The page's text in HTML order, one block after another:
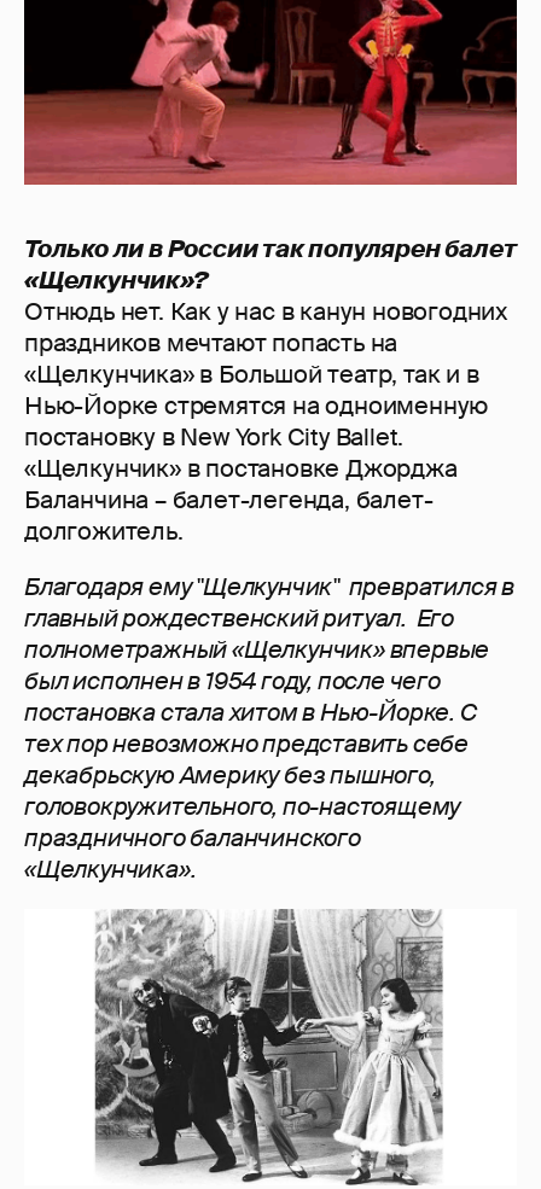
Только ли в России так популярен балет
«Щелкунчик»?
Отнюдь нет. Как у нас в канун новогодних
праздников мечтают попасть на
«Щелкунчика» в Большой театр, так и в
Нью-Йорке стремятся на одноименную
постановку в New York City Ballet.
«Щелкунчик» в постановке Джорджа
Баланчина – балет-легенда, балет-
долгожитель.
Благодаря ему "Щелкунчик" превратился в
главный рождественский ритуал. Его
полнометражный «Щелкунчик» впервые
был исполнен в 1954 году, после чего
постановка стала хитом в Нью-Йорке. С
тех пор невозможно представить себе
декабрьскую Америку без пышного,
головокружительного, по-настоящему
праздничного баланчинского
«Щелкунчика».